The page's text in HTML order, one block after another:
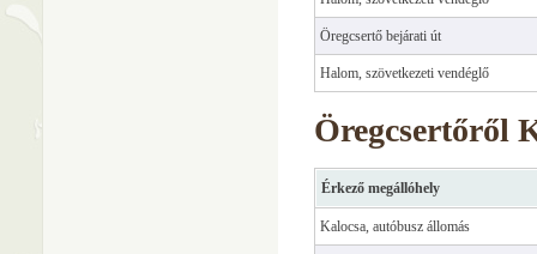
Öregcsertő bejárati út
Halom, szövetkezeti vendéglő
Öregcsertőről
Érkező megállóhely
Kalocsa, autóbusz állomás